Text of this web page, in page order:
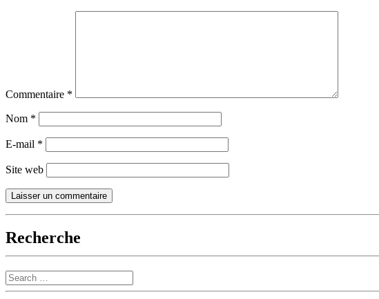
Commentaire *
Nom *
E-mail *
Site web
Recherche
Search